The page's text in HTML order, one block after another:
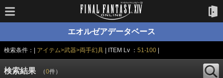
エオルゼアデータベース
検索条件：| アイテム>武器>両手幻具 | ITEM Lv ： 51-100
検索結果 （0件）